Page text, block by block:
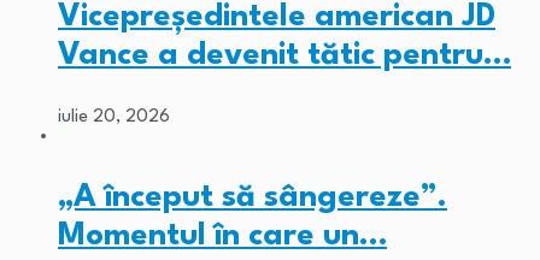
Vicepreședintele american JD
Vance a devenit tătic pentru…
iulie 20, 2026
„A început să sângereze”.
Momentul în care un…